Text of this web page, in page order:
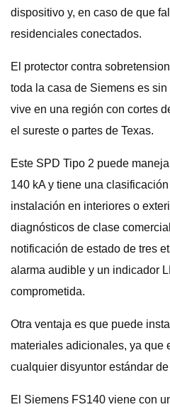
dispositivo y, en caso de que
residenciales conectados.
El protector contra
toda la casa de Siemens es
vive en una región con cortes
el sureste o partes de Texas.
Este SPD Tipo 2 puede
140 kA y tiene una
instalación en interiores o
diagnósticos de clase
notificación de estado de tres
alarma audible y un indicador
comprometida.
Otra ventaja es que puede
materiales adicionales, ya que
cualquier disyuntor estándar
El Siemens FS140 viene con